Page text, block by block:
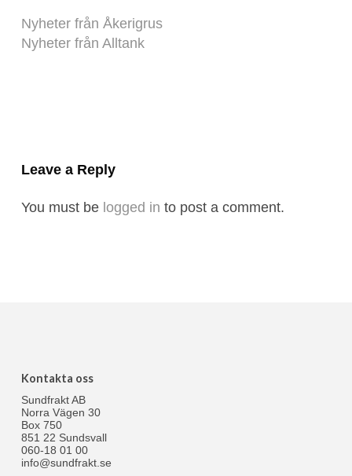
Nyheter från Åkerigrus
Nyheter från Alltank
Leave a Reply
You must be logged in to post a comment.
Kontakta oss
Sundfrakt AB
Norra Vägen 30
Box 750
851 22 Sundsvall
060-18 01 00
info@sundfrakt.se